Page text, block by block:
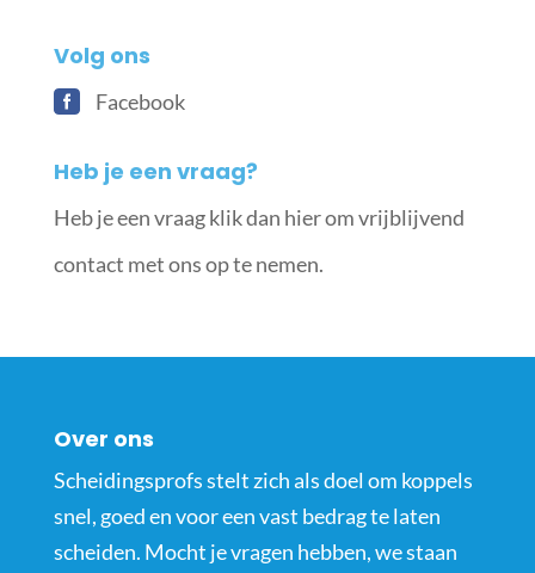
Volg ons
Facebook
Heb je een vraag?
Heb je een vraag klik dan hier om vrijblijvend
contact met ons op te nemen.
Over ons
Scheidingsprofs stelt zich als doel om koppels
snel, goed en voor een vast bedrag te laten
scheiden. Mocht je vragen hebben, we staan